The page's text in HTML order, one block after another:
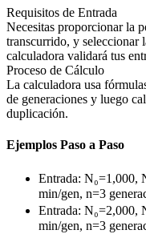
Requisitos de Entrada
Necesitas proporcionar la
transcurrido, y seleccionar
calculadora validará tus
Proceso de Cálculo
La calculadora usa
de generaciones y luego
duplicación.
Ejemplos Paso a Paso
Entrada: N₀=1,000,
min/gen, n=3
Entrada: N₀=2,000,
min/gen, n=3